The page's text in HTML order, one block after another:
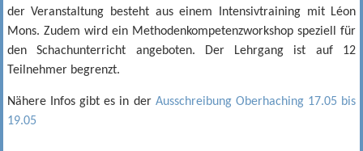
der Veranstaltung besteht aus einem Intensivtraining mit Léon
Mons. Zudem wird ein Methodenkompetenzworkshop speziell für
den Schachunterricht angeboten. Der Lehrgang ist auf 12
Teilnehmer begrenzt.
Nähere Infos gibt es in der Ausschreibung Oberhaching 17.05 bis
19.05